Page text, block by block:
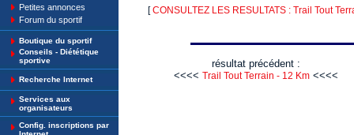
Petites annonces
Forum du sportif
Boutique du sportif
Conseils - Diététique
sportive
Recherche Internet
Services aux
organisateurs
Config. inscriptions par
[CONSULTEZ LES RESULTATS : Trail Tout
résultat précédent :
<<<< Trail Tout Terrain - 12 Km<<<<